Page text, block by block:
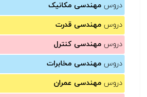
دروس مهندسی مکانیک
دروس مهندسی قدرت
دروس مهندسی کنترل
دروس مهندسی مخابرات
دروس مهندسی عمران